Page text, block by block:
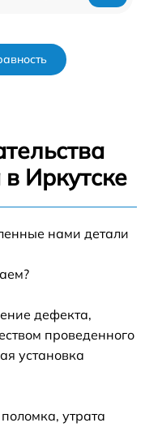
Иркутске
нами детали
дефекта,
проведенного
установка
утрата